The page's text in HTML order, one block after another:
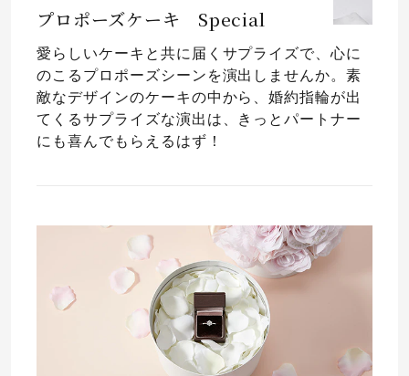
プロポーズケーキ Special
愛らしいケーキと共に届くサプライズで、心に
のこるプロポーズシーンを演出しませんか。素
敵なデザインのケーキの中から、婚約指輪が出
てくるサプライズな演出は、きっとパートナー
にも喜んでもらえるはず！